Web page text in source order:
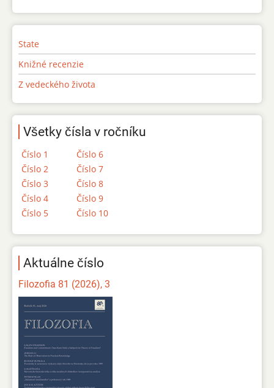
State
Knižné recenzie
Z vedeckého života
Všetky čísla v ročníku
Číslo 1
Číslo 2
Číslo 3
Číslo 4
Číslo 5
Číslo 6
Číslo 7
Číslo 8
Číslo 9
Číslo 10
Aktuálne číslo
Filozofia 81 (2026), 3